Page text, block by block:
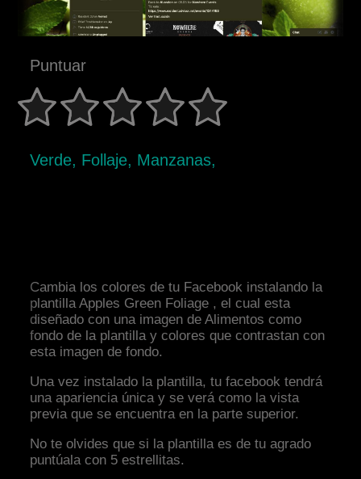
Puntuar
Verde, Follaje, Manzanas,
Cambia los colores de tu Facebook instalando la
plantilla Apples Green Foliage , el cual esta
diseñado con una imagen de Alimentos como
fondo de la plantilla y colores que contrastan con
esta imagen de fondo.
Una vez instalado la plantilla, tu facebook tendrá
una apariencia única y se verá como la vista
previa que se encuentra en la parte superior.
No te olvides que si la plantilla es de tu agrado
puntúala con 5 estrellitas.